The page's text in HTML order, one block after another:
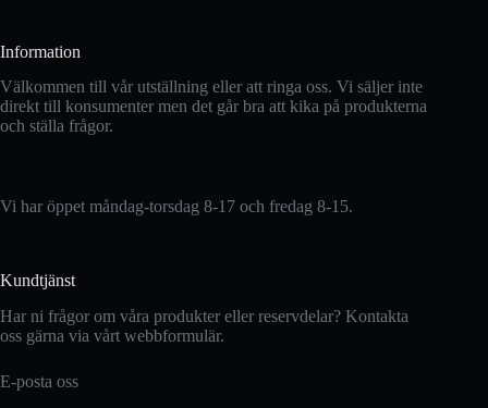
Information
Välkommen till vår utställning eller att ringa oss. Vi säljer inte
direkt till konsumenter men det går bra att kika på produkterna
och ställa frågor.
Vi har öppet måndag-torsdag 8-17 och fredag 8-15.
Kundtjänst
Har ni frågor om våra produkter eller reservdelar? Kontakta
oss gärna via vårt webbformulär.
E-posta oss